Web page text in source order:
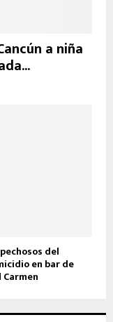
a niña
del
en bar de